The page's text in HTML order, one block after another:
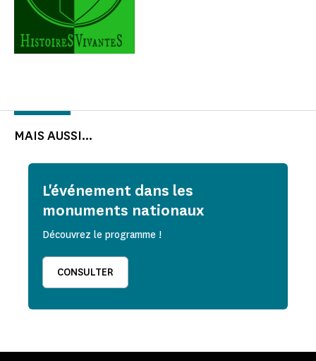
MAIS AUSSI...
L'événement dans les
monuments nationaux
Découvrez le programme !
CONSULTER